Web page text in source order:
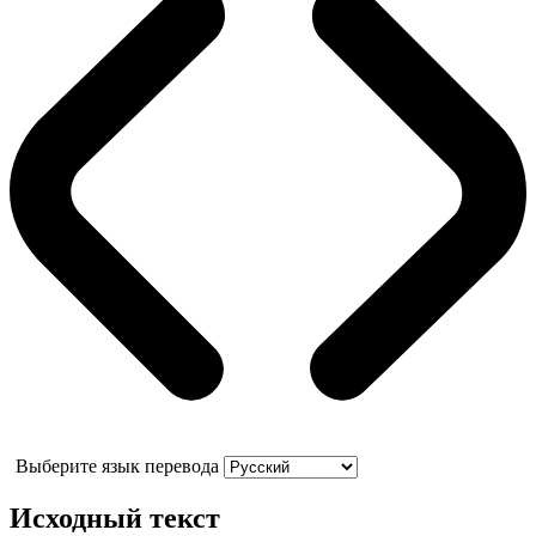
Выберите язык перевода
Исходный текст